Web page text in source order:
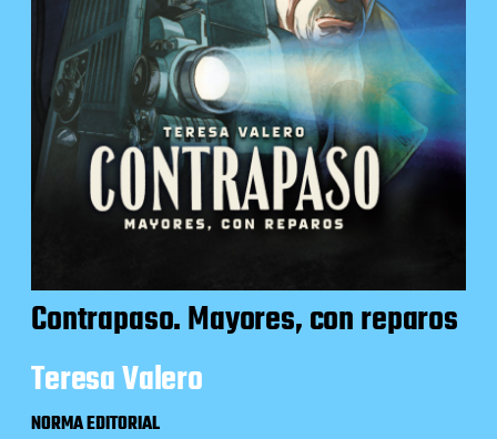
Contrapaso. Mayores, con reparos
Teresa Valero
NORMA EDITORIAL